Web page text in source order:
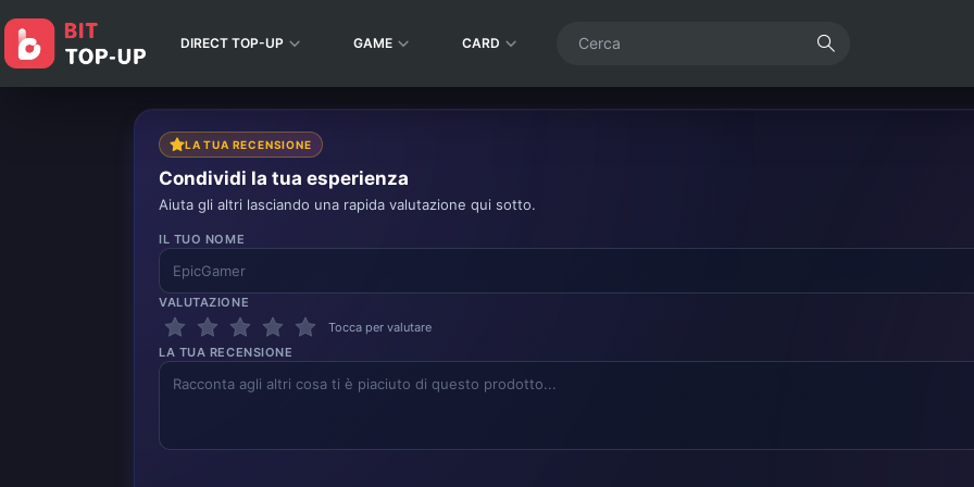
DIRECT TOP-UP GAME CARD
LA TUA RECENSIONE
Condividi la tua esperienza
Aiuta gli altri lasciando una rapida valutazione qui sotto.
IL TUO NOME
VALUTAZIONE
Tocca per valutare
LA TUA RECENSIONE